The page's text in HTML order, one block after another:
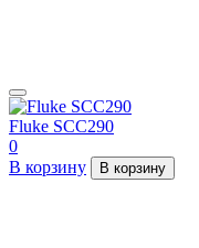
Fluke SCC290
0
В корзину
В корзину